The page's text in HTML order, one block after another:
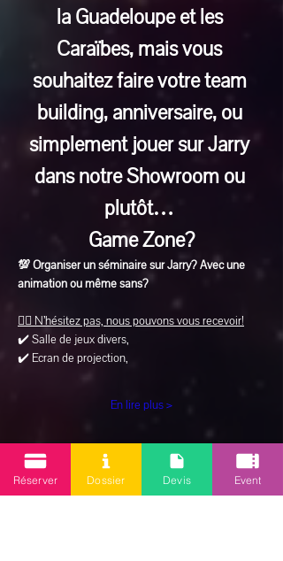
la Guadeloupe et les
Caraïbes, mais vous
souhaitez faire votre team
building, anniversaire, ou
simplement jouer sur Jarry
dans notre Showroom ou
plutôt…
Game Zone?
💯 Organiser un séminaire sur Jarry? Avec une
animation ou même sans?
👉🏽 N’hésitez pas, nous pouvons vous recevoir!
✔️ Salle de jeux divers,
✔️ Ecran de projection,
En lire plus >
Réserver Dossier Devis Event